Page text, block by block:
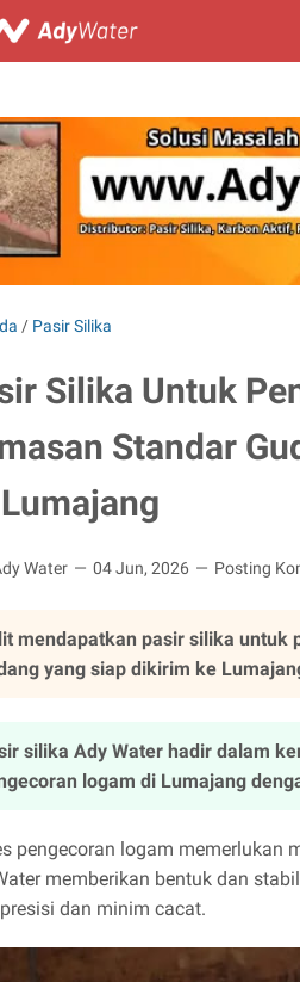
/ Pasir Silika
Silika Untuk
Standar
Water 04 Jun, 2026 Posting
mendapatkan pasir silika untuk
yang siap dikirim ke
silika Ady Water hadir dalam
logam di Lumajang
pengecoran logam memerlukan
memberikan bentuk dan
dan minim cacat.